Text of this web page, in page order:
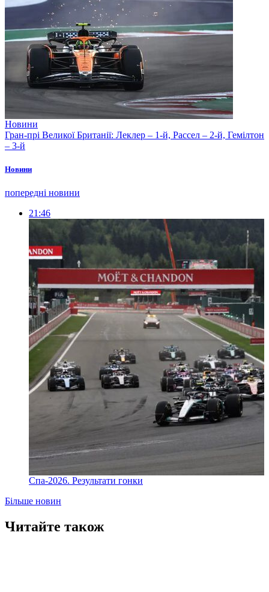
Новини
Гран-прі Великої Британії: Леклер – 1-й, Рассел – 2-й, Гемілтон
– 3-й
Новини
попередні новини
21:46
Спа-2026. Результати гонки
Більше новин
Читайте також